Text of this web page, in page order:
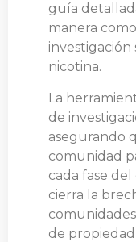
guía
manera
investigación
nicotina.
La
de
asegurando
comunidad
cada fase
cierra la
de